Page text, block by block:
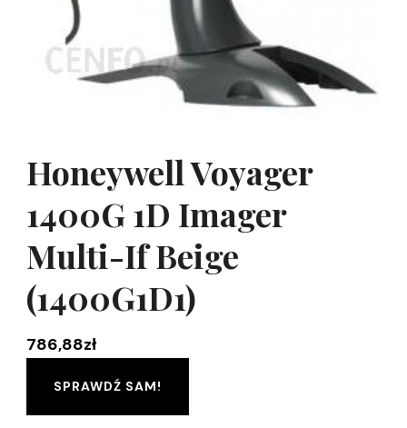
Honeywell Voyager
1400G 1D Imager
Multi-If Beige
(1400G1D1)
786,88zł
SPRAWDŹ SAM!